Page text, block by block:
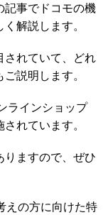
記事でドコモの機
解説します。
されていて、どれ
説明します。
ラインショップ
れています。
りますので、ぜひ
えの方に向けた特